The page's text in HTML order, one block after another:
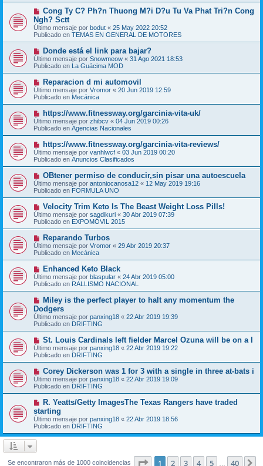
e
m
e
n
s
a
e
N
e
v
o
m
n
s
a
e
Cong Ty C? Ph?n Thuong M?i D?u Tu Va Phat Tri?n Cong
Ngh? Sctt
Último mensaje por bodut « 25 May 2022 20:52
Publicado en TEMAS EN GENERAL DE MOTORES
N
u
e
v
o
m
e
n
s
j
e
Donde está el link para bajar?
Último mensaje por Snowmeow « 31 Ago 2021 18:53
Publicado en La Guácima MOD
N
u
e
v
o
m
e
n
s
j
e
Reparacion d mi automovil
Último mensaje por Vromor « 20 Jun 2019 12:59
Publicado en Mecánica
N
u
e
v
o
m
e
n
s
a
j
e
https://www.fitnessway.org/garcinia-vita-uk/
Último mensaje por zhibcv « 04 Jun 2019 00:26
Publicado en Agencias Nacionales
N
u
e
v
m
e
n
s
a
j
e
https://www.fitnessway.org/garcinia-vita-reviews/
Último mensaje por vanhlwcf « 03 Jun 2019 00:20
Publicado en Anuncios Clasificados
N
u
e
v
o
m
e
n
s
j
e
OBtener permiso de conducir,sin pisar una autoescuela
Último mensaje por antoniocanosa12 « 12 May 2019 19:16
Publicado en FORMULA UNO
N
u
e
v
o
m
e
n
s
j
e
Velocity Trim Keto Is The Beast Weight Loss Pills!
Último mensaje por sagdikuri « 30 Abr 2019 07:39
Publicado en EXPOMÓVIL 2015
N
u
e
v
o
m
e
n
s
j
e
Reparando Turbos
Último mensaje por Vromor « 29 Abr 2019 20:37
Publicado en Mecánica
N
u
e
v
o
m
e
n
s
a
e
Enhanced Keto Black
Último mensaje por blaspular « 24 Abr 2019 05:00
Publicado en RALLISMO NACIONAL
N
e
v
o
m
e
n
s
a
e
Miley is the perfect player to halt any momentum the
Dodgers
Último mensaje por panxing18 « 22 Abr 2019 19:39
Publicado en DRIFTING
N
u
e
v
m
e
n
s
j
e
St. Louis Cardinals left fielder Marcel Ozuna will be on a l
Último mensaje por panxing18 « 22 Abr 2019 19:22
Publicado en DRIFTING
N
u
e
v
o
m
e
n
s
a
Corey Dickerson was 1 for 3 with a single in three at-bats i
Último mensaje por panxing18 « 22 Abr 2019 19:09
Publicado en DRIFTING
N
e
v
o
m
a
R. Yeatts/Getty ImagesThe Texas Rangers have traded
starting
Último mensaje por panxing18 « 22 Abr 2019 18:56
Publicado en DRIFTING
Se encontraron más de 1000 coincidencias Página de 40
1 2 3 4 5 40